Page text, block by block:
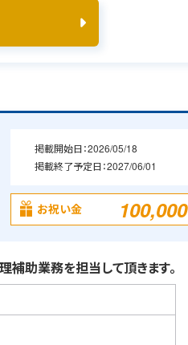
掲載開始日：2026/05/18
掲載終了予定日：2027/06/01
お祝い金 100,000
助業務を担当して頂きます。